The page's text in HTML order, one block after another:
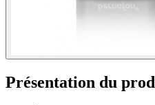
Présentation du